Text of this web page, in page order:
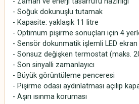
- Soğuk dokunuşlu tutamak
- Kapasite: yaklaşık 11 litre
- Optimum pişirme sonuçları için 4
- Sensör dokunmatik işlemli LED ekran
- Sonsuz değişken termostat (maks.
- Son sinyalli zamanlayıcı
- Büyük görüntüleme penceresi
- Pişirme odası aydınlatması açılıp
- Aşırı ısınma koruması